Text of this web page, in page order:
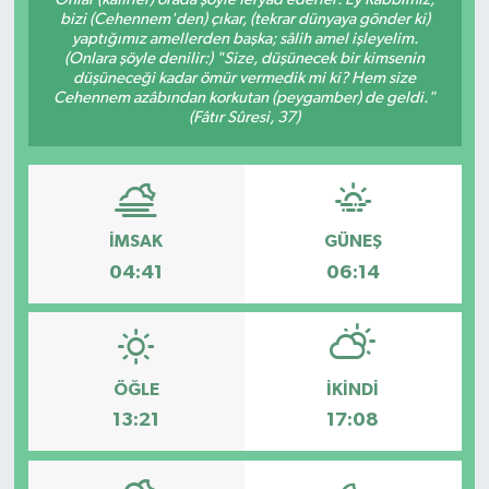
bizi (Cehennem'den) çıkar, (tekrar dünyaya gönder ki)
yaptığımız amellerden başka; sâlih amel işleyelim.
(Onlara şöyle denilir:) "Size, düşünecek bir kimsenin
düşüneceği kadar ömür vermedik mi ki? Hem size
Cehennem azâbından korkutan (peygamber) de geldi."
(Fâtır Sûresi, 37)
İMSAK
04:41
GÜNEŞ
06:14
ÖĞLE
13:21
İKINDI
17:08
Medya
Sağlık
Sinema
Sivil Toplum
Siyaset
Spor
Turizm